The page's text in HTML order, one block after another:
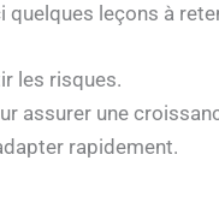
leçons à
les risques.
assurer une
rapidement.